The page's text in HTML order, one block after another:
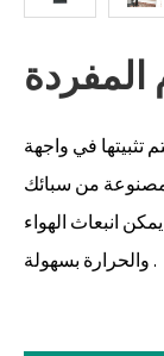
المفردة
تثبيتها في واجهة
من سبائك
انبعاث الهواء
والحرارة بسهولة .